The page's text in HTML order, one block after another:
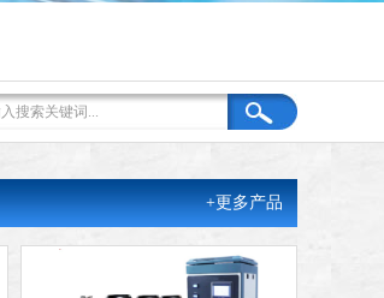
+更多产品